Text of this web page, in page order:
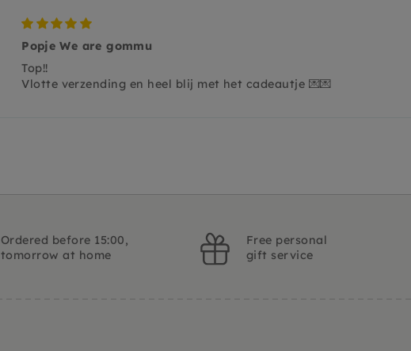
Popje We are gommu
Top!!
Vlotte verzending en heel blij met het cadeautje 💌💌
Ordered before 15:00,
tomorrow at home
Free personal
gift service